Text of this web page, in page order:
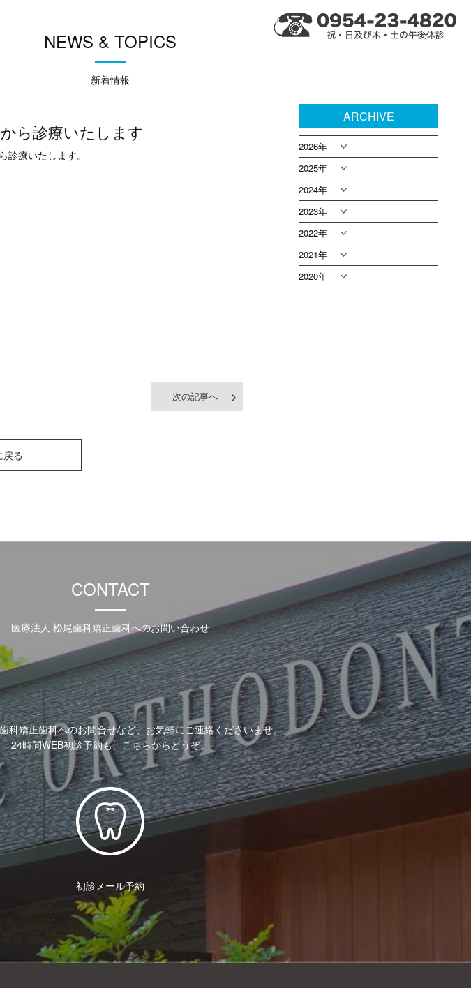
NEWS & TOPICS
新着情報
ら診療いたします
療いたします。
次の記事へ
戻る
ARCHIVE
2026年
2025年
2024年
2023年
2022年
2021年
2020年
CONTACT
医療法人 松尾歯科矯正歯科へのお問い合わせ
科矯正歯科へのお問合せなど、お気軽にご連絡くださいませ。
24時間WEB初診予約も、こちらからどうぞ。
初診メール予約